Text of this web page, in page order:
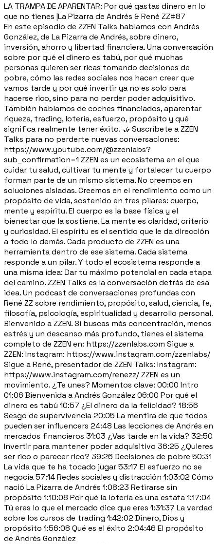
LA TRAMPA DE APARENTAR: Por qué gastas dinero en lo
que no tienes |La Pizarra de Andrés & René ZZ#87
En este episodio de ZZEN Talks hablamos con Andrés
González, de La Pizarra de Andrés, sobre dinero,
inversión, ahorro y libertad financiera. Una conversación
sobre por qué el dinero es tabú, por qué muchas
personas quieren ser ricas tomando decisiones de
pobre, cómo las redes sociales nos hacen creer que
vamos tarde y por qué invertir ya no es solo para
hacerse rico, sino para no perder poder adquisitivo.
También hablamos de coches financiados, aparentar
riqueza, trading, lotería, esfuerzo, propósito y qué
significa realmente tener éxito. 🤝 Suscríbete a ZZEN
Talks para no perderte nuevas conversaciones:
https://www.youtube.com/@zzenlabs?
sub_confirmation=1 ZZEN es un ecosistema en el que
cuidar tu salud, cultivar tu mente y fortalecer tu cuerpo
forman parte de un mismo sistema. No creemos en
soluciones aisladas. Creemos en el rendimiento como un
propósito de vida, sostenido en tres pilares: cuerpo,
mente y espíritu. El cuerpo es la base física y el
bienestar que la sostiene. La mente es claridad, criterio
y curiosidad. El espíritu es el sentido que le da dirección
a todo lo demás. Cada producto de ZZEN es una
herramienta dentro de ese sistema. Cada sistema
responde a un pilar. Y todo el ecosistema responde a
una misma idea: Dar tu máximo potencial en cada etapa
del camino. ZZEN Talks es la conversación detrás de esa
idea. Un podcast de conversaciones profundas con
René ZZ sobre rendimiento, propósito, salud, ciencia, fe,
filosofía, psicología, espiritualidad y desarrollo personal.
Bienvenido a ZZEN. Si buscas más concentración, menos
estrés y un descanso más profundo, tienes el sistema
completo de ZZEN en: https://zzenlabs.com Sigue a
ZZEN: Instagram: https://www.instagram.com/zzenlabs/
Sigue a René, presentador de ZZEN Talks: Instagram:
https://www.instagram.com/renezz/ ZZEN es un
movimiento. ¿Te unes? Momentos clave: 00:00 Intro
01:06 Bienvenida a Andrés González 06:00 Por qué el
dinero es tabú 10:57 ¿El dinero da la felicidad? 18:56
Sesgo de supervivencia 20:05 La mentira de que todos
pueden ser influencers 24:48 Las lecciones de Andrés en
mercados financieros 31:03 ¿Vas tarde en la vida? 32:50
Invertir para mantener poder adquisitivo 36:25 ¿Quieres
ser rico o parecer rico? 39:26 Decisiones de pobre 50:31
La vida que te ha tocado jugar 53:17 El esfuerzo no se
negocia 57:14 Redes sociales y distracción 1:03:02 Cómo
nació La Pizarra de Andrés 1:08:23 Retirarse sin
propósito 1:10:08 Por qué la lotería es una estafa 1:17:04
Tú eres lo que el mercado dice que eres 1:31:37 La verdad
sobre los cursos de trading 1:42:02 Dinero, Dios y
propósito 1:56:08 Qué es el éxito 2:04:46 El propósito
de Andrés González